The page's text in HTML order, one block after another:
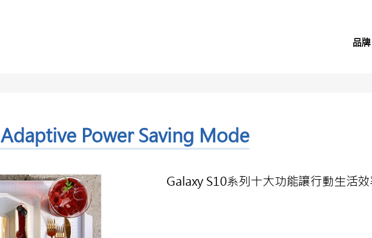
品牌
Adaptive Power Saving Mode
Galaxy S10系列十大功能讓行動生活